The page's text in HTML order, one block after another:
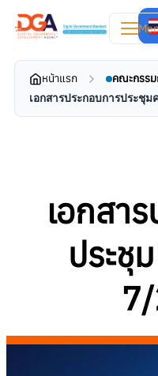
หน้าแรก คณะกรรม
เอกสารประกอบการประชุ
เอกสา
ประชุ